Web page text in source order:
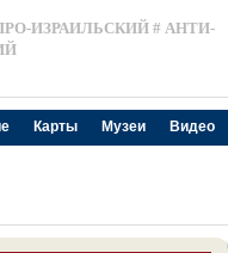
ИЗРАИЛЬСКИЙ # АНТИ-
Карты Музеи Видео